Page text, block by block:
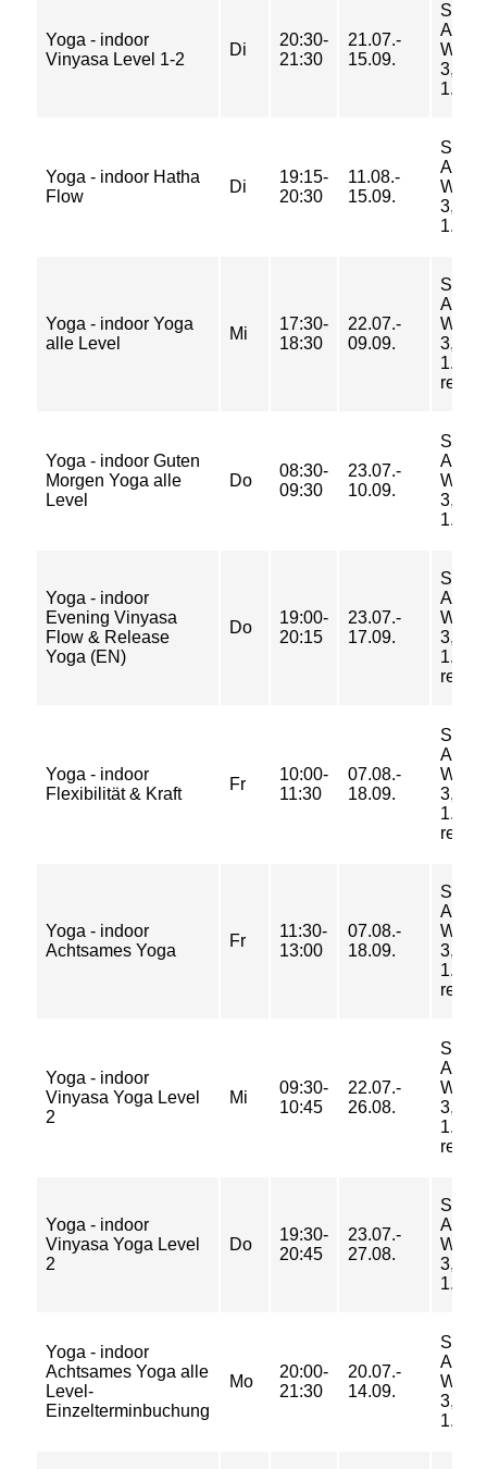
Yoga - indoor
Vinyasa Level 1-2
Di
20:30-
21:30
21.07.-
15.09.
Am
3,
Yoga - indoor Hatha
Flow
Di
19:15-
20:30
11.08.-
15.09.
Am
3,
Yoga - indoor Yoga
alle Level
Mi
17:30-
18:30
22.07.-
09.09.
Am
3,
rechts
Yoga - indoor Guten
Morgen Yoga alle
Level
Do
08:30-
09:30
23.07.-
10.09.
Am
3,
Yoga - indoor
Evening Vinyasa
Flow & Release
Yoga (EN)
Do
19:00-
20:15
23.07.-
17.09.
Am
3,
rechts
Yoga - indoor
Flexibilität & Kraft
Fr
10:00-
11:30
07.08.-
18.09.
Am
3,
rechts
Yoga - indoor
Achtsames Yoga
Fr
11:30-
13:00
07.08.-
18.09.
Am
3,
rechts
Yoga - indoor
Vinyasa Yoga Level
2
Mi
09:30-
10:45
22.07.-
26.08.
Am
3,
rechts
Yoga - indoor
Vinyasa Yoga Level
2
Do
19:30-
20:45
23.07.-
27.08.
Am
3,
Yoga - indoor
Achtsames Yoga alle
Level-
Einzelterminbuchung
Mo
20:00-
21:30
20.07.-
14.09.
Am
3,